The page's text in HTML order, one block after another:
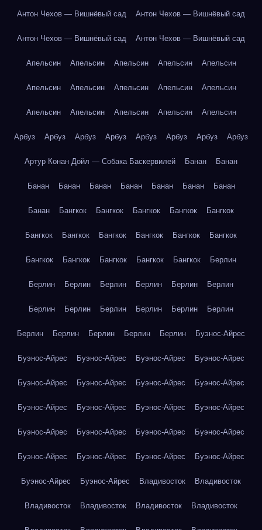
Антон Чехов — Вишнёвый сад Антон Чехов — Вишнёвый сад
Антон Чехов — Вишнёвый сад Антон Чехов — Вишнёвый сад
Апельсин Апельсин Апельсин Апельсин Апельсин
Апельсин Апельсин Апельсин Апельсин Апельсин
Апельсин Апельсин Апельсин Апельсин Апельсин
Арбуз Арбуз Арбуз Арбуз Арбуз Арбуз Арбуз Арбуз
Артур Конан Дойл — Собака Баскервилей Банан Банан
Банан Банан Банан Банан Банан Банан Банан
Банан Бангкок Бангкок Бангкок Бангкок Бангкок
Бангкок Бангкок Бангкок Бангкок Бангкок Бангкок
Бангкок Бангкок Бангкок Бангкок Бангкок Берлин
Берлин Берлин Берлин Берлин Берлин Берлин
Берлин Берлин Берлин Берлин Берлин Берлин
Берлин Берлин Берлин Берлин Берлин Буэнос-Айрес
Буэнос-Айрес Буэнос-Айрес Буэнос-Айрес Буэнос-Айрес
Буэнос-Айрес Буэнос-Айрес Буэнос-Айрес Буэнос-Айрес
Буэнос-Айрес Буэнос-Айрес Буэнос-Айрес Буэнос-Айрес
Буэнос-Айрес Буэнос-Айрес Буэнос-Айрес Буэнос-Айрес
Буэнос-Айрес Буэнос-Айрес Буэнос-Айрес Буэнос-Айрес
Буэнос-Айрес Буэнос-Айрес Владивосток Владивосток
Владивосток Владивосток Владивосток Владивосток